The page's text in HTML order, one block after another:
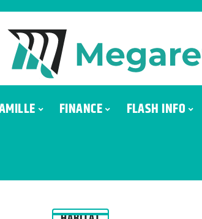
FINANCE FLASH INFO